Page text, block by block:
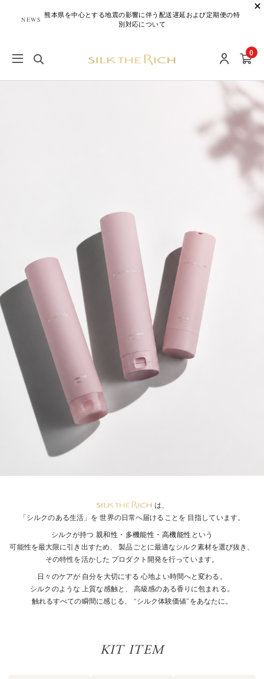
NEWS
熊本県を中心とする地震の影響に伴う配送遅延および定期便の特
別対応について
0
HIGH MOIST & REPAIR
SERIES
湿気やダメージで広がるうねり髪を
扱いやすい素直な髪へ。
VIEW MORE
は、
「シルクのある生活」を 世界の日常へ届けることを 目指しています。
シルクが持つ 親和性・多機能性・高機能性 という
可能性を最大限に引き出すため、
製品ごとに最適なシルク素材を選び抜き、
その特性を活かした プロダクト開発を行っています。
日々のケアが 自分を大切にする 心地よい時間へと変わる。
シルクのような 上質な感触と、
高級感のある香りに包まれる。
触れるすべての瞬間に感じる、
“シルク体験価値”をあなたに。
KIT ITEM